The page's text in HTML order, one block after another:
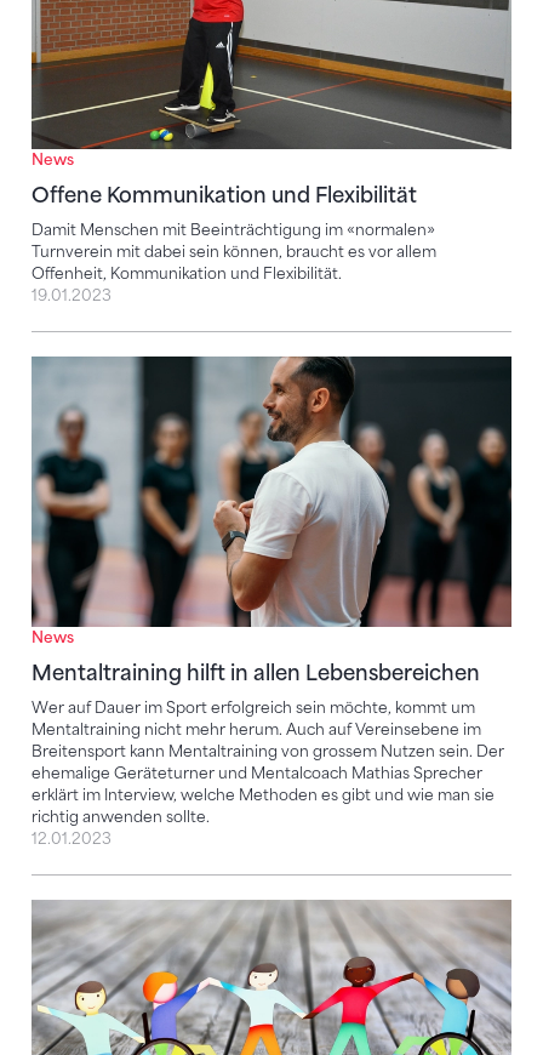
News
Offene Kommunikation und Flexibilität
Damit Menschen mit Beeinträchtigung im «normalen»
Turnverein mit dabei sein können, braucht es vor allem
Offenheit, Kommunikation und Flexibilität.
19.01.2023
News
Mentaltraining hilft in allen Lebensbereichen
Wer auf Dauer im Sport erfolgreich sein möchte, kommt um
Mentaltraining nicht mehr herum. Auch auf Vereinsebene im
Breitensport kann Mentaltraining von grossem Nutzen sein. Der
ehemalige Geräteturner und Mentalcoach Mathias Sprecher
erklärt im Interview, welche Methoden es gibt und wie man sie
richtig anwenden sollte.
Mentaltraining hilft in allen Lebensbereichen
12.01.2023
Alle arbeiten gemeinsam auf dasselbe Ziel hin